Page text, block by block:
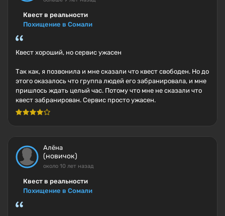
Квест в реальности
Похищение в Сомали
Квест хороший, но сервис ужасен
Так как, я позвонила и мне сказали что квест свободен. Но до
этого оказалось что группа людей его забранировала, и мне
пришлось ждать целый час. Потому что мне не сказали что
квест забранирован. Сервис просто ужасен.
Алёна
(новичок)
около 10 лет назад
Квест в реальности
Похищение в Сомали